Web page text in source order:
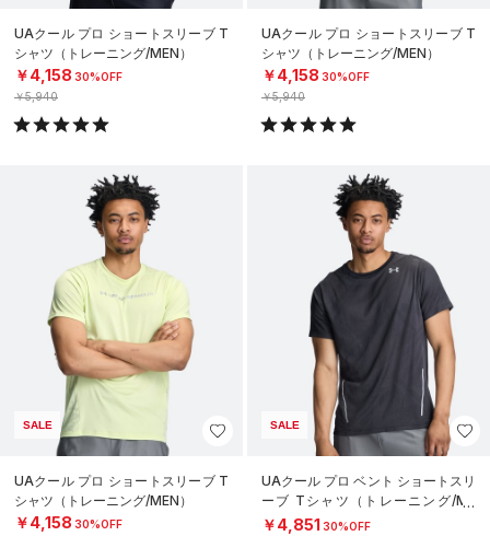
UAクール プロ ショートスリーブ T
シャツ（トレーニング/MEN）
￥4,158 30%OFF
￥5,940
UAクール プロ ショートスリーブ T
シャツ（トレーニング/MEN）
￥4,158 30%OFF
￥5,940
SALE
UAクール プロ ショートスリーブ T
シャツ（トレーニング/MEN）
￥4,158 30%OFF
SALE
UAクール プロ ベント ショートスリ
ーブ Tシャツ（トレーニング/ME
N）
￥4,851 30%OFF